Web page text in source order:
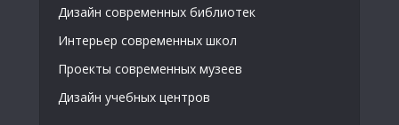
Дизайн современных библиотек
Интерьер современных школ
Проекты современных музеев
Дизайн учебных центров